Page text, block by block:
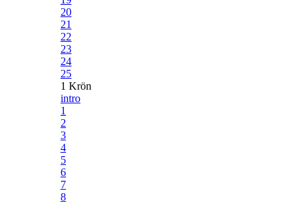
20
21
22
23
24
25
1 Krön
intro
1
2
3
4
5
6
7
8